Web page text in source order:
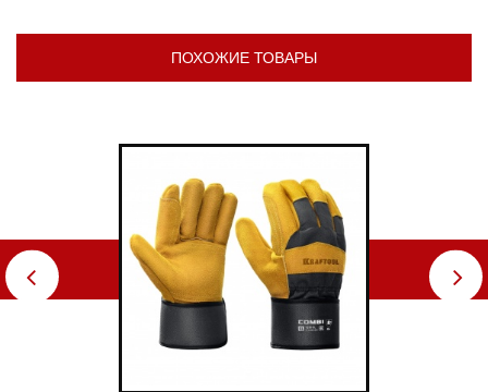
ПОХОЖИЕ ТОВАРЫ
⇦ ⇨